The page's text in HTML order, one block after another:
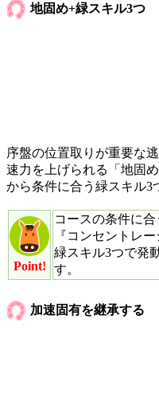
地固め+緑スキル3つ
序盤の位置取りが重要な
速力を上げられる「地固
から条件に合う緑スキル3
Point!
コースの条件に合
『コンセントレ
緑スキル3つで発
す。
加速固有を継承する